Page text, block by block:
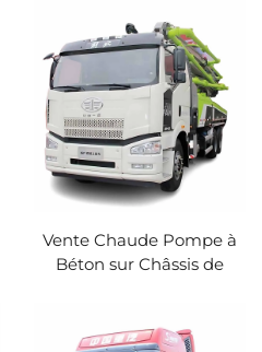
Vente Chaude Pompe à
Béton sur Châssis de
Performance